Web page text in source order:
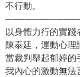
不行動。
以身體力行的實踐
陳泰廷，運動心理
當裁判舉起郁婷的
我內心的激動無法